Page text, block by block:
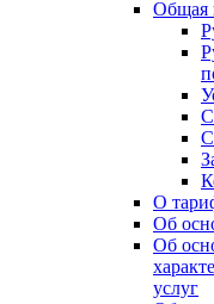
Общая
О
Об
Об
услуг